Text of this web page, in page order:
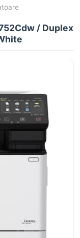
/ Duplex